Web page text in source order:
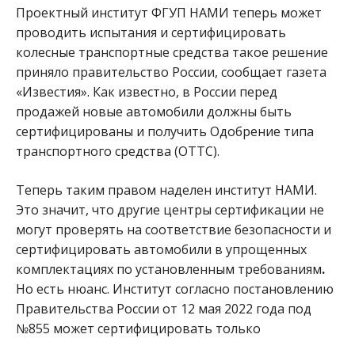
Проектный институт ФГУП НАМИ теперь может
проводить испытания и сертифицировать
колесные транспортные средства такое решение
приняло правительство России, сообщает газета
«Известия». Как известно, в России перед
продажей новые автомобили должны быть
сертифицированы и получить Одобрение типа
транспортного средства (ОТТС).
Теперь таким правом наделен институт НАМИ.
Это значит, что другие центры сертификации не
могут проверять на соответствие безопасности и
сертифицировать автомобили в упрощенных
комплектациях по установленным требованиям.
Но есть нюанс. Институт согласно постановлению
Правительства России от 12 мая 2022 года под
№855 может сертифицировать только